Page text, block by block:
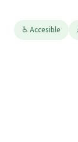
♿ Accesible